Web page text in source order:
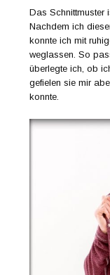
Das Schnittmuster
Nachdem ich
konnte ich mit
weglassen. So
überlegte ich, ob
gefielen sie mir
konnte.